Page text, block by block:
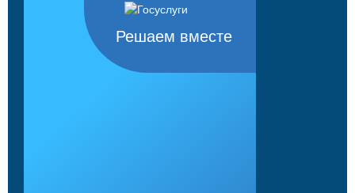
Решаем вместе